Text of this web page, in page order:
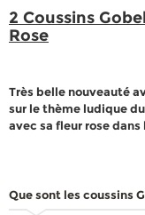
2 Coussins
Rose
Très belle nouveauté
sur le thème ludique
avec sa fleur rose dans
Que sont les coussins